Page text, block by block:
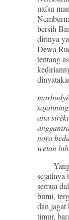
nafsu
bersih
dirinya
Dewa
tentang
ana
nora
wetan
Yang
sejatinya
semua
bumi,
dan jagat
timur,